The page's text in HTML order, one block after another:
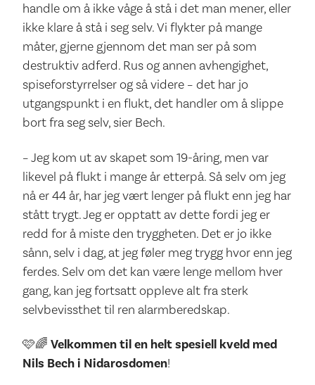
handle om å ikke våge å stå i det man mener, eller
ikke klare å stå i seg selv. Vi flykter på mange
måter, gjerne gjennom det man ser på som
destruktiv adferd. Rus og annen avhengighet,
spiseforstyrrelser og så videre – det har jo
utgangspunkt i en flukt, det handler om å slippe
bort fra seg selv, sier Bech.
– Jeg kom ut av skapet som 19-åring, men var
likevel på flukt i mange år etterpå. Så selv om jeg
nå er 44 år, har jeg vært lenger på flukt enn jeg har
stått trygt. Jeg er opptatt av dette fordi jeg er
redd for å miste den tryggheten. Det er jo ikke
sånn, selv i dag, at jeg føler meg trygg hvor enn jeg
ferdes. Selv om det kan være lenge mellom hver
gang, kan jeg fortsatt oppleve alt fra sterk
selvbevissthet til ren alarmberedskap.
🩷🌈 Velkommen til en helt spesiell kveld med
Nils Bech i Nidarosdomen!